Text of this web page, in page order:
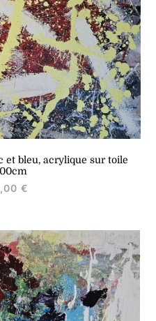
et bleu, acrylique sur toile
€